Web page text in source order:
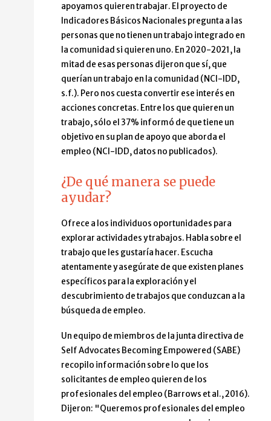
apoyamos quieren trabajar. El proyecto de
Indicadores Básicos Nacionales pregunta a las
personas que no tienen un trabajo integrado en
la comunidad si quieren uno. En 2020-2021, la
mitad de esas personas dijeron que sí, que
querían un trabajo en la comunidad (NCI-IDD,
s.f.). Pero nos cuesta convertir ese interés en
acciones concretas. Entre los que quieren un
trabajo, sólo el 37% informó de que tiene un
objetivo en su plan de apoyo que aborda el
empleo (NCI-IDD, datos no publicados).
¿De qué manera se puede
ayudar?
Ofrece a los individuos oportunidades para
explorar actividades y trabajos. Habla sobre el
trabajo que les gustaría hacer. Escucha
atentamente y asegúrate de que existen planes
específicos para la exploración y el
descubrimiento de trabajos que conduzcan a la
búsqueda de empleo.
Un equipo de miembros de la junta directiva de
Self Advocates Becoming Empowered (SABE)
recopilo información sobre lo que los
solicitantes de empleo quieren de los
profesionales del empleo (Barrows et al., 2016).
Dijeron: "Queremos profesionales del empleo